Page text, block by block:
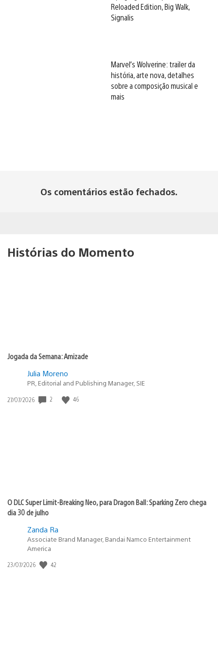
Reloaded Edition, Big Walk,
Signalis
Marvel’s Wolverine: trailer da
história, arte nova, detalhes
sobre a composição musical e
mais
Os comentários estão fechados.
Histórias do Momento
Jogada da Semana: Amizade
Julia Moreno
PR, Editorial and Publishing Manager, SIE
Data
27/07/2026 2 46
O DLC Super Limit-Breaking Neo, para Dragon Ball: Sparking Zero chega
dia 30 de julho
Zanda Ra
Associate Brand Manager, Bandai Namco Entertainment
America
Data
23/07/2026 42